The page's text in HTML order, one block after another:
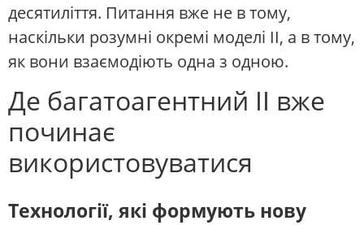
десятиліття. Питання вже не в тому,
наскільки розумні окремі моделі ІІ, а в тому,
як вони взаємодіють одна з одною.
Де багатоагентний ІІ вже
починає
використовуватися
Технології, які формують нову